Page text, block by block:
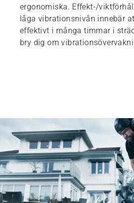
ergonomiska. Effekt-/
låga vibrationsnivån innebär
effektivt i många timmar i
bry dig om